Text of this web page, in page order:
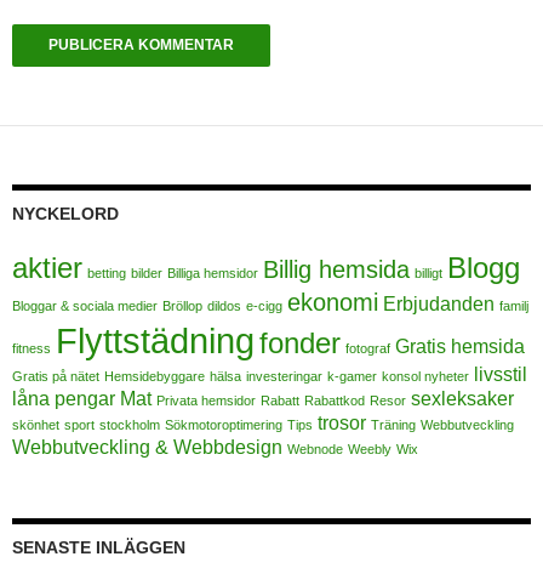
NYCKELORD
aktier betting bilder Billiga hemsidor Billig hemsida billigt Blogg
Bloggar & sociala medier Bröllop dildos e-cigg ekonomi Erbjudanden familj
fitness Flyttstädningfonder fotograf Gratis hemsida
Gratis på nätet Hemsidebyggare hälsa investeringar k-gamer konsol nyheter
livsstil
låna pengar Mat Privata hemsidor Rabatt Rabattkod Resor sexleksaker
skönhet sport stockholm Sökmotoroptimering Tips trosor Träning Webbutveckling
Webbutveckling & Webbdesign Webnode Weebly Wix
SENASTE INLÄGGEN